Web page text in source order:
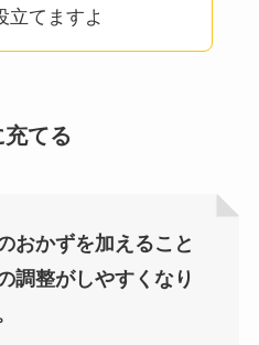
立てますよ
てる
おかずを加えること
調整がしやすくなり